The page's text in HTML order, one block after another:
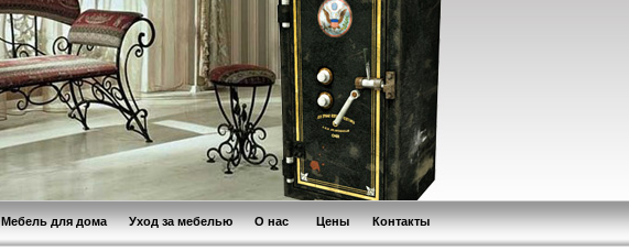
Контакты
Цены
О нас
Уход за мебелью
Мебель для дома